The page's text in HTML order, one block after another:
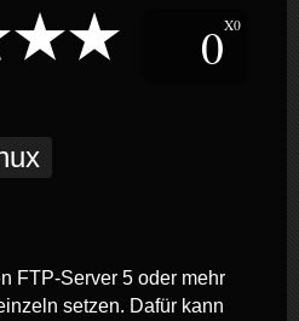
X0
0
FTP-Server 5 oder mehr
setzen. Dafür kann